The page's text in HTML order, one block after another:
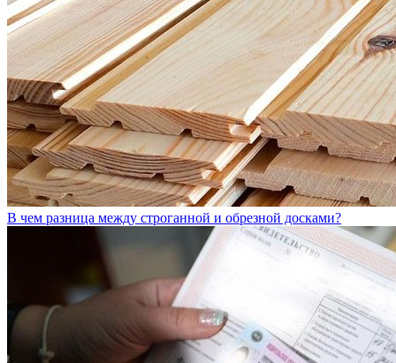
В чем разница между строганной и обрезной досками?